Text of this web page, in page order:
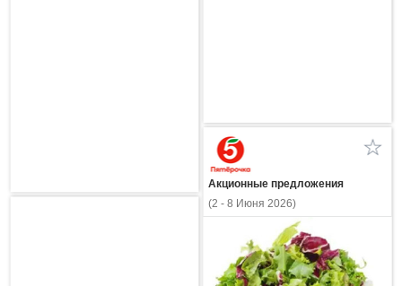
Акционные предложения
(2 - 8 Июня 2026)